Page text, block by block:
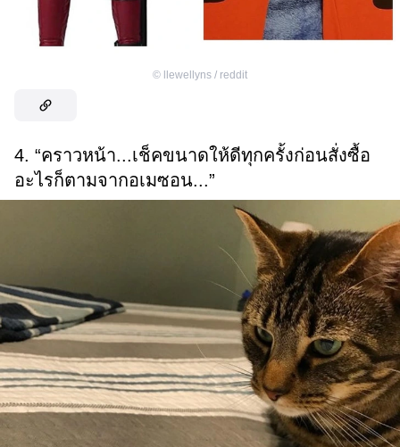
© llewellyns / reddit
4. “คราวหน้า...เช็คขนาดให้ดีทุกครั้งก่อนสั่งซื้อ
อะไรก็ตามจากอเมซอน...”